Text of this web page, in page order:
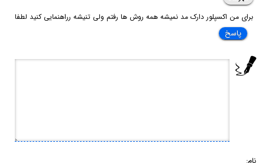
برای من اکسپلور دارک مد نمیشه همه روش ها رفتم ولی تنیشه رراهنمایی کنید لطفا
پاسخ